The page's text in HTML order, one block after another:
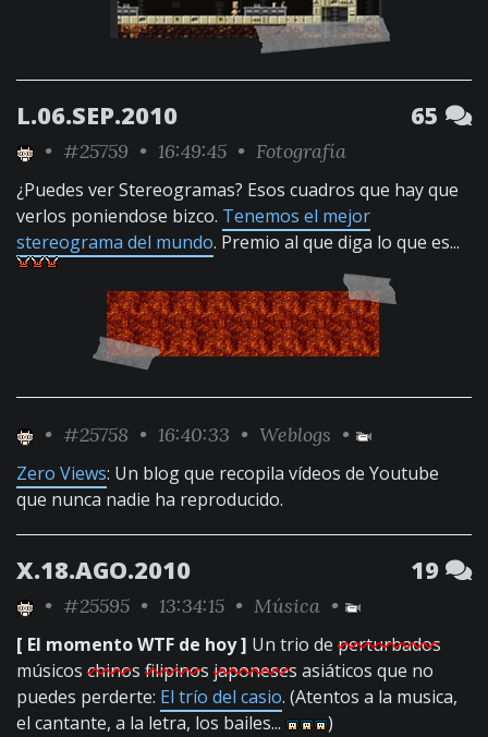
L.06.SEP.2010 65
• #25759 • 16:49:45 • Fotografía
¿Puedes ver Stereogramas? Esos cuadros que hay que
verlos poniendose bizco. Tenemos el mejor
stereograma del mundo. Premio al que diga lo que es...
• #25758 • 16:40:33 • Weblogs •
Zero Views: Un blog que recopila vídeos de Youtube
que nunca nadie ha reproducido.
X.18.AGO.2010 19
• #25595 • 13:34:15 • Música •
[ El momento WTF de hoy ] Un trio deperturbados
músicoschinos filipinos japoneses asiáticos que no
puedes perderte: El trío del casio. (Atentos a la musica,
el cantante, a la letra, los bailes...
)